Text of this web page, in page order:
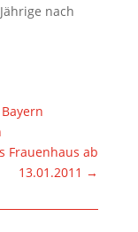
nach
Frauenhaus ab
13.01.2011 →